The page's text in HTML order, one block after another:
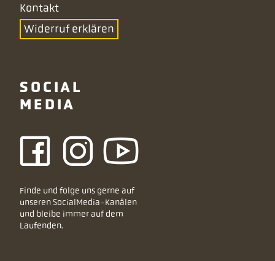
Kontakt
Widerruf erklären
SOCIAL
MEDIA
Finde und folge uns gerne auf
unseren SocialMedia-Kanälen
und bleibe immer auf dem
Laufenden.